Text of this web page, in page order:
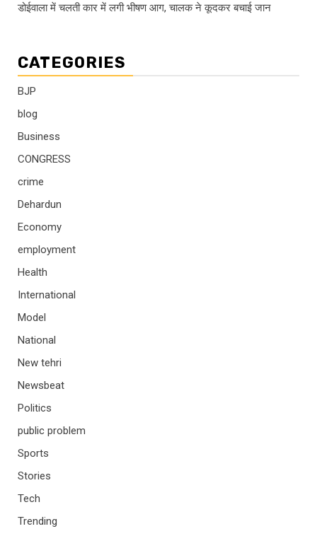
डोईवाला में चलती कार में लगी भीषण आग, चालक ने कूदकर बचाई जान
CATEGORIES
BJP
blog
Business
CONGRESS
crime
Dehardun
Economy
employment
Health
International
Model
National
New tehri
Newsbeat
Politics
public problem
Sports
Stories
Tech
Trending